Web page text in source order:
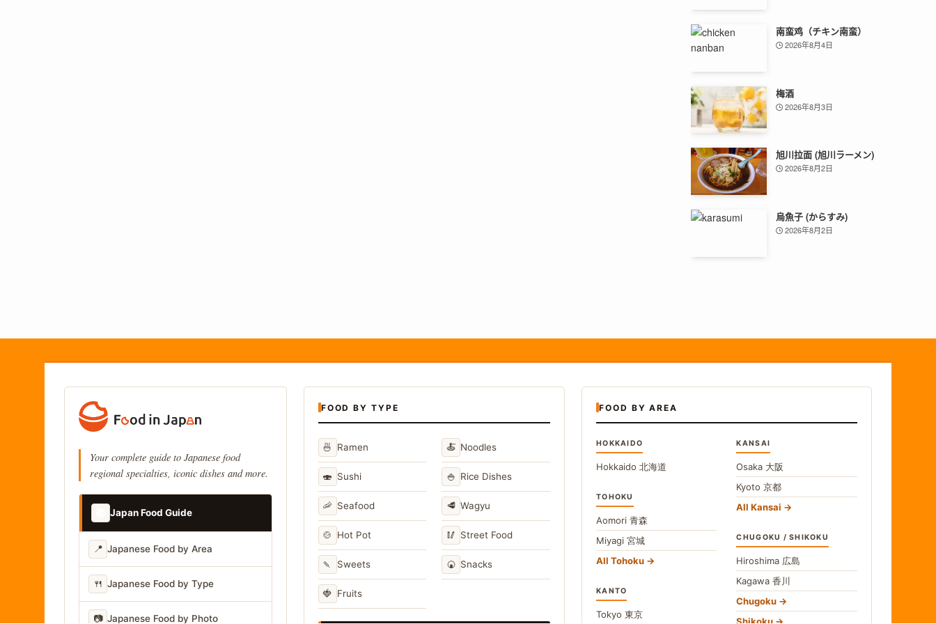
南蛮鸡（チキン南蛮）
2026年8月4日
梅酒
2026年8月3日
旭川拉面 (旭川ラーメン)
2026年8月2日
烏魚子 (からすみ)
2026年8月2日
Your complete guide to Japanese food
regional specialties, iconic dishes and more.
Japan Food Guide
📍 Japanese Food by Area
🍴 Japanese Food by Type
📷 Japanese Food by Photo
FOOD BY TYPE
🍜 Ramen 🍝 Noodles
🍣 Sushi 🍚 Rice Dishes
🦐 Seafood 🥩 Wagyu
🍲 Hot Pot 🥢 Street Food
🍡 Sweets 🍘 Snacks
🍓 Fruits
FOOD BY AREA
HOKKAIDO
Hokkaido 北海道
TOHOKU
Aomori 青森
Miyagi 宮城
All Tohoku
KANTO
Tokyo 東京
KANSAI
Osaka 大阪
Kyoto京都
All Kansai
CHUGOKU / SHIKOKU
Hiroshima 広島
Kagawa香川
Chugoku
Shikoku